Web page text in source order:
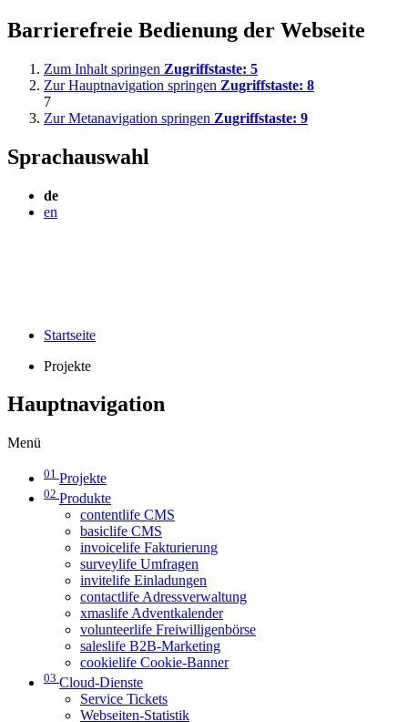
Barrierefreie Bedienung der Webseite
Zum Inhalt springen Zugriffstaste: 5
Zur Hauptnavigation springen Zugriffstaste: 8
7
Zur Metanavigation springen Zugriffstaste: 9
Sprachauswahl
de
en
Startseite
Projekte
Hauptnavigation
Menü
01 Projekte
02 Produkte
contentlife CMS
basiclife CMS
invoicelife Fakturierung
surveylife Umfragen
invitelife Einladungen
contactlife Adressverwaltung
xmaslife Adventkalender
volunteerlife Freiwilligenbörse
saleslife B2B-Marketing
cookielife Cookie-Banner
03 Cloud-Dienste
Service Tickets
Webseiten-Statistik